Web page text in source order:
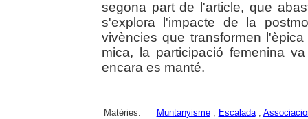
segona part de l'article, que
s'explora l'impacte de la
vivències que transformen
mica, la participació femenina
encara es manté.
Matèries: Muntanyisme; Escalada;